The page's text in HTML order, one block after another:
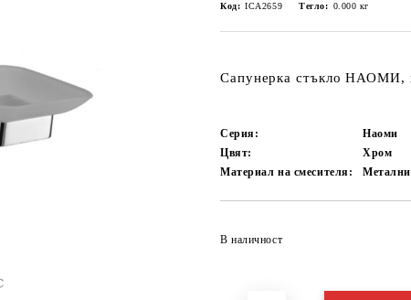
Код: ICA2659 Тегло: 0.000 кг
Сапунерка стъкло НАОМИ,
Серия:
Наоми
Цвят:
Хром
Материал на смесителя:
В наличност